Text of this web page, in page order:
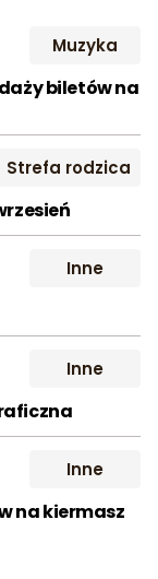
Dla
2022
2025
GRU
biletów na
Muzyka
Strefa rodzica
Inne
Inne
na kiermasz
Inne